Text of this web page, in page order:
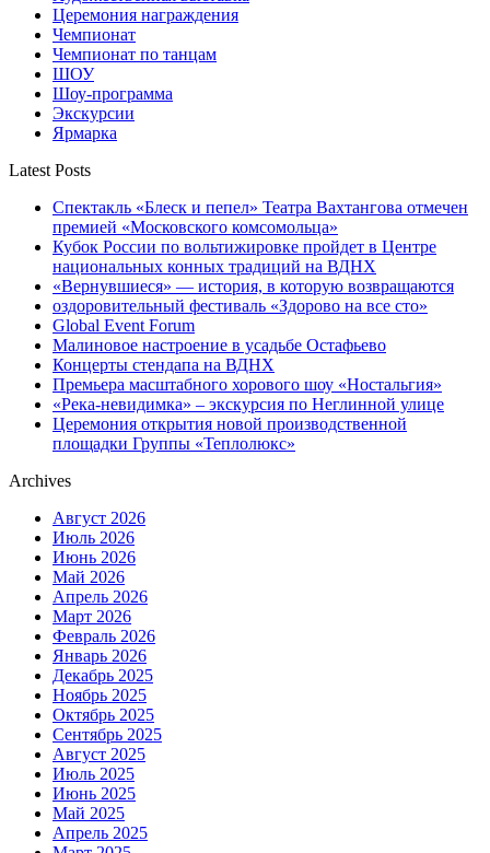
Церемония награждения
Чемпионат
Чемпионат по танцам
ШОУ
Шоу-программа
Экскурсии
Ярмарка
Latest Posts
Спектакль «Блеск и пепел» Театра Вахтангова отмечен
премией «Московского комсомольца»
Кубок России по вольтижировке пройдет в Центре
национальных конных традиций на ВДНХ
«Вернувшиеся» — история, в которую возвращаются
оздоровительный фестиваль «Здорово на все сто»
Global Event Forum
Малиновое настроение в усадьбе Остафьево
Концерты стендапа на ВДНХ
Премьера масштабного хорового шоу «Ностальгия»
«Река-невидимка» – экскурсия по Неглинной улице
Церемония открытия новой производственной
площадки Группы «Теплолюкс»
Archives
Август 2026
Июль 2026
Июнь 2026
Май 2026
Апрель 2026
Март 2026
Февраль 2026
Январь 2026
Декабрь 2025
Ноябрь 2025
Октябрь 2025
Сентябрь 2025
Август 2025
Июль 2025
Июнь 2025
Май 2025
Апрель 2025